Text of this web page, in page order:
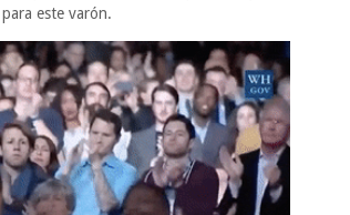
este varón.